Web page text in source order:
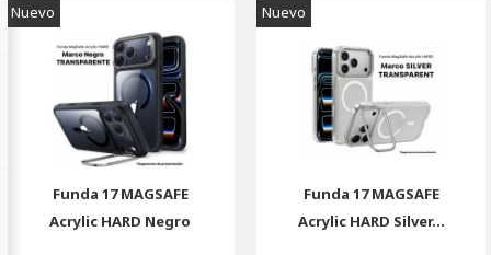
Nuevo
Funda 17 MAGSAFE
Acrylic HARD Negro
Nuevo
Funda 17 MAGSAFE
Acrylic HARD Silver...